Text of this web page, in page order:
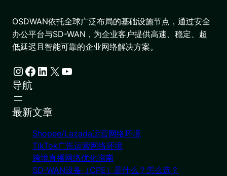
OSDWAN依托全球广泛布局的基础设施节点，通过安全
办公平台与SD-WAN，为企业客户提供高速、稳定、超
低延迟且智能可靠的企业网络解决方案。
Instagram Facebook LinkedIn X YouTube
导航
最新文章
Shopee/Lazada运营网络环境
TikTok广告运营网络环境
跨境直播网络优化指南
SD-WAN设备（CPE）是什么？怎么选？